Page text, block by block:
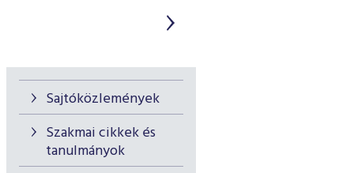
Sajtóközlemények
Szakmai cikkek és
tanulmányok